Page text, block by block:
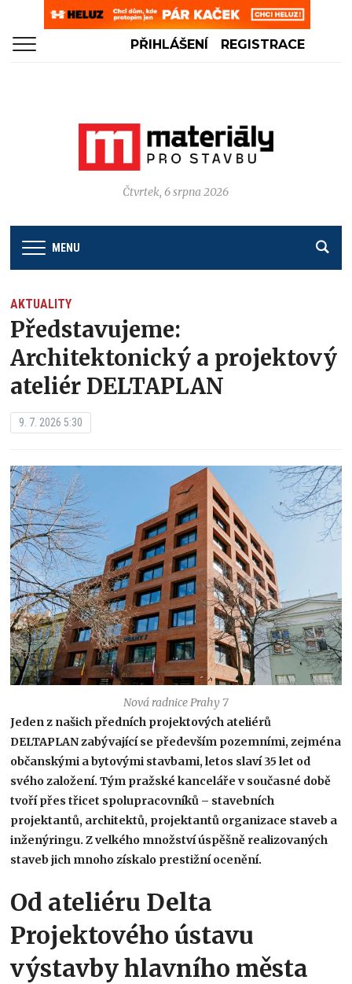
PŘIHLÁŠENÍ REGISTRACE
Čtvrtek, 6 srpna 2026
MENU
AKTUALITY
Představujeme:
Architektonický a projektový
ateliér DELTAPLAN
9. 7. 2026 5:30
Nová radnice Prahy 7
Jeden z našich předních projektových ateliérů
DELTAPLAN zabývající se především pozemními, zejména
občanskými a bytovými stavbami, letos slaví 35 let od
svého založení. Tým pražské kanceláře v současné době
tvoří přes třicet spolupracovníků – stavebních
projektantů, architektů, projektantů organizace staveb a
inženýringu. Z velkého množství úspěšně realizovaných
staveb jich mnoho získalo prestižní ocenění.
Od ateliéru Delta
Projektového ústavu
výstavby hlavního města